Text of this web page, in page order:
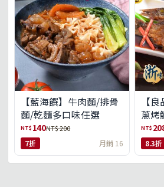
【藍海饌】牛肉麵/排骨
麵/乾麵多口味任選
NT$ 140NT$ 200
7折 月銷 16
【
蔥烤
NT$
8.3折